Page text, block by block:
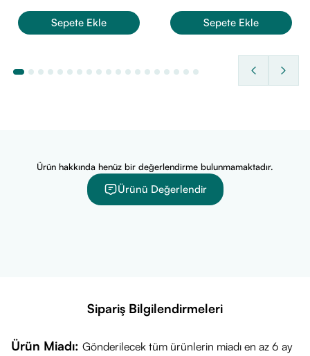
Sepete Ekle Sepete Ekle
Ürün hakkında henüz bir değerlendirme bulunmamaktadır.
Ürünü Değerlendir
Sipariş Bilgilendirmeleri
Ürün Miadı: Gönderilecek tüm ürünlerin miadı en az 6 ay